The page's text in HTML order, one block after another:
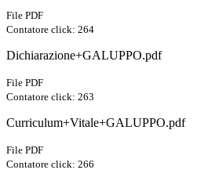
File PDF
Contatore click: 264
Dichiarazione+GALUPPO.pdf
File PDF
Contatore click: 263
Curriculum+Vitale+GALUPPO.pdf
File PDF
Contatore click: 266